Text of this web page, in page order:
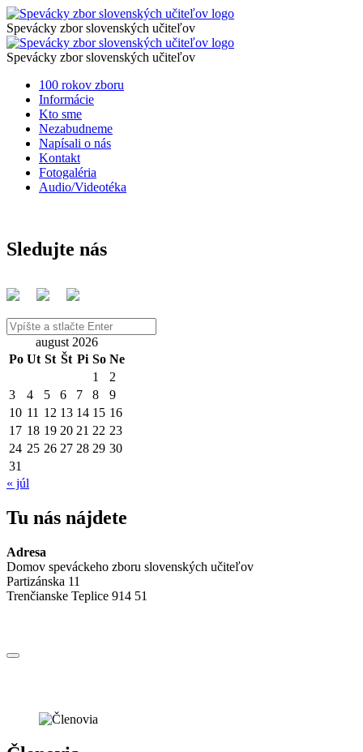
Členovia
-
Spevácky
zbor
slovenských
učiteľov
Spevácky
slovenských
Spevácky zbor slovenských učiteľov
Členovia
-
Spevácky
zbor
slovenských
učiteľov
Spevácky
Spevácky zbor slovenských učiteľov
Preskočiť
obsah
100 rokov zboru
Informácie
Kto sme
Nezabudneme
Napísali o nás
Kontakt
Fotogaléria
Audio/Videotéka
Sledujte nás
Vyhľadávanie
august 2026
Po Ut St Št Pi So Ne
1
2
3
4 5 6 7 8
9
10 11 12 13 14 15 16
17 18 19 20 21 22 23
24 25 26 27 28 29 30
31
« júl
Tu nás nájdete
Adresa
Domov speváckeho zboru slovenských učiteľov
Partizánska 11
Trenčianske Teplice 914 51
Jedálny